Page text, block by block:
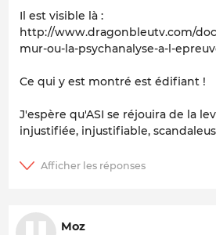
Il est visible là :
http://www.dragonbleutv.com/
mur-ou-la-psychanalyse-a-l-
Ce qui y est montré est édifiant !
J'espère qu'ASI se réjouira de la
injustifiée, injustifiable,
Moz